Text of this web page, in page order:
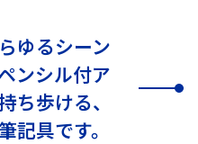
ゆるシーン
ンシル付ア
ち歩ける、
記具です。